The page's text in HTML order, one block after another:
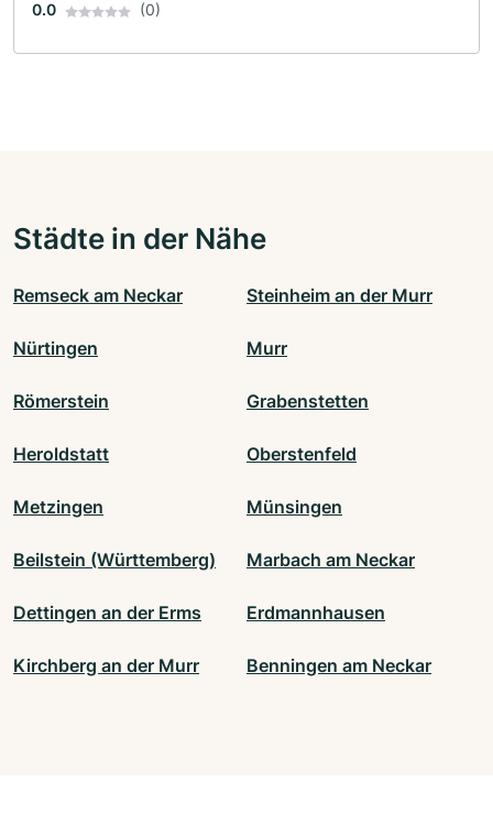
0.0 (0)
Städte in der Nähe
Remseck am Neckar Steinheim an der Murr
Nürtingen Murr
Römerstein Grabenstetten
Heroldstatt Oberstenfeld
Metzingen Münsingen
Beilstein (Württemberg) Marbach am Neckar
Dettingen an der Erms Erdmannhausen
Kirchberg an der Murr Benningen am Neckar